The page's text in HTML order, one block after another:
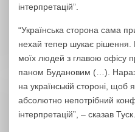
інтерпретацій”.
“Українська сторона сама
нехай тепер шукає рішення.
моїх людей з главою офісу
паном Будановим (…). Наразі
на українській стороні, щоб
абсолютно непотрібний
інтерпретацій”, – сказав Туск.